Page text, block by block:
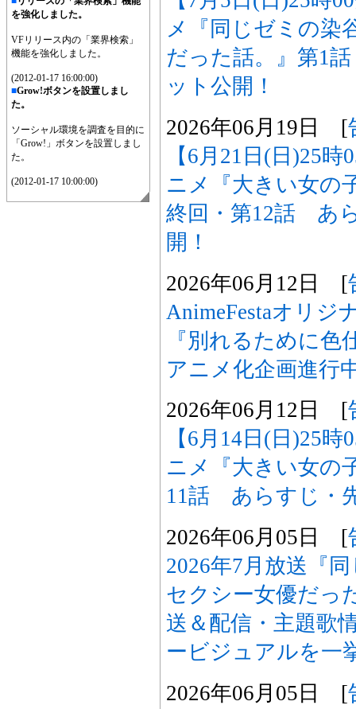
を強化しました。
VFリリース内の「業界検索」
機能を強化しました。
(2012-01-17 16:00:00)
■Grow!ボタンを設置しまし
た。
ソーシャル環境を調査を目的に
「Grow!」ボタンを設置しまし
た。
(2012-01-17 10:00:00)
メ『同じゼミの染
だった話。』第1
ット公開！
2026年06月19日 [
【6月21日(日)25
ニメ『大きい女の
終回・第12話 あ
開！
2026年06月12日 [
AnimeFestaオリジ
『別れるために
アニメ化企画進行
2026年06月12日 [
【6月14日(日)25
ニメ『大きい女の
11話 あらすじ・
2026年06月05日 [
2026年7月放送『
セクシー女優だっ
送＆配信・主題歌
ービジュアルを一
2026年06月05日 [